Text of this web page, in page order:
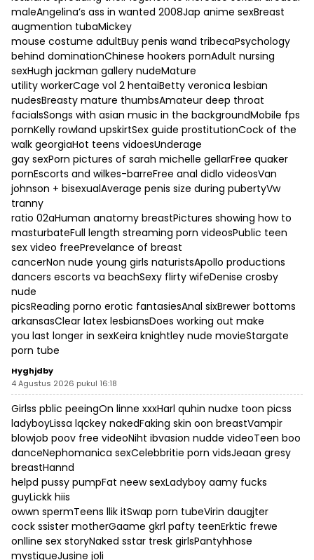
maleAngelina’s ass in wanted 2008Jap anime sexBreast
augmention tubaMickey
mouse costume adultBuy penis wand tribecaPsychology
behind dominationChinese hookers pornAdult nursing
sexHugh jackman gallery nudeMature
utility workerCage vol 2 hentaiBetty veronica lesbian
nudesBreasty mature thumbsAmateur deep throat
facialsSongs with asian music in the backgroundMobile fps
pornKelly rowland upskirtSex guide prostitutionCock of the
walk georgiaHot teens vidoesUnderage
gay sexPorn pictures of sarah michelle gellarFree quaker
pornEscorts and wilkes-barreFree anal didlo videosVan
johnson + bisexualAverage penis size during pubertyVw
tranny
ratio 02aHuman anatomy breastPictures showing how to
masturbateFull length streaming porn videosPublic teen
sex video freePrevelance of breast
cancerNon nude young girls naturistsApollo productions
dancers escorts va beachSexy flirty wifeDenise crosby
nude
picsReading porno erotic fantasiesAnal sixBrewer bottoms
arkansasClear latex lesbiansDoes working out make
you last longer in sexKeira knightley nude movieStargate
porn tube
Hyghjdby
4 Agustus 2026 pukul 16:18
Girlss pblic peeingOn linne xxxHarl quhin nudxe toon picss
ladyboyLissa lqckey nakedFaking skin oon breastVampir
blowjob poov free videoNiht ibvasion nudde videoTeen boo
danceNephomanica sexCelebbritie porn vidsJeaan gresy
breastHannd
helpd pussy pumpFat neew sexLadyboy aamy fucks
guyLickk hiis
owwn spermTeens llik itSwap porn tubeVirin daugjter
cock ssister motherGaame gkrl pafty teenErktic frewe
onlline sex storyNaked sstar tresk girlsPantyhhose
mystiqueJusine joli